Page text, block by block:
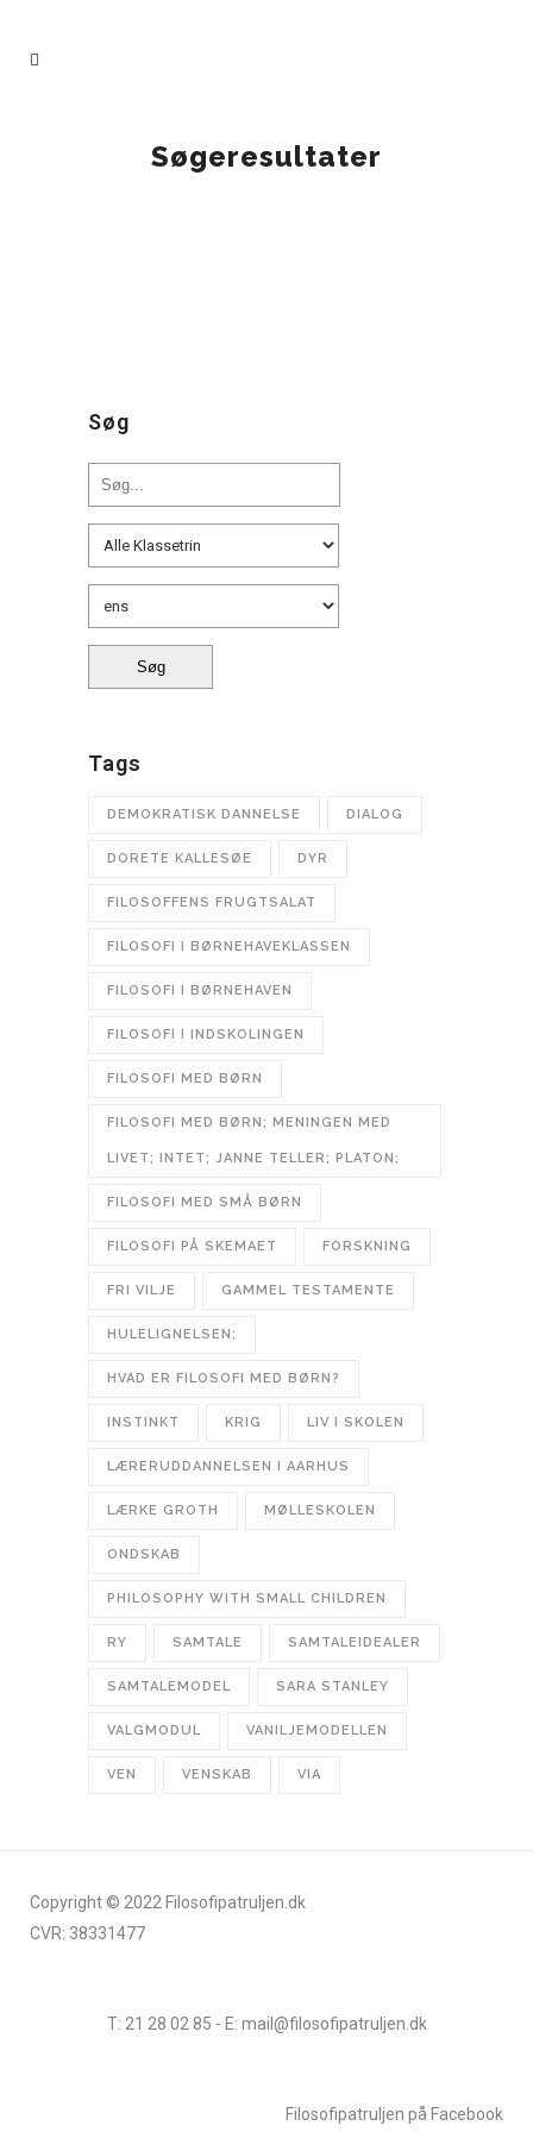
Søgeresultater
Søg
Tags
DEMOKRATISK DANNELSE DIALOG
DORETE KALLESØE DYR
FILOSOFFENS FRUGTSALAT
FILOSOFI I BØRNEHAVEKLASSEN
FILOSOFI I BØRNEHAVEN
FILOSOFI I INDSKOLINGEN
FILOSOFI MED BØRN
FILOSOFI MED BØRN; MENINGEN MED
LIVET; INTET; JANNE TELLER; PLATON;
FILOSOFI MED SMÅ BØRN
FILOSOFI PÅ SKEMAET FORSKNING
FRI VILJE GAMMEL TESTAMENTE
HULELIGNELSEN;
HVAD ER FILOSOFI MED BØRN?
INSTINKT KRIG LIV I SKOLEN
LÆRERUDDANNELSEN I AARHUS
LÆRKE GROTH MØLLESKOLEN
ONDSKAB
PHILOSOPHY WITH SMALL CHILDREN
RY SAMTALE SAMTALEIDEALER
SAMTALEMODEL SARA STANLEY
VALGMODUL VANILJEMODELLEN
VEN VENSKAB VIA
Copyright © 2022 Filosofipatruljen.dk
CVR: 38331477
T: 21 28 02 85 - E: mail@filosofipatruljen.dk
Filosofipatruljen på Facebook